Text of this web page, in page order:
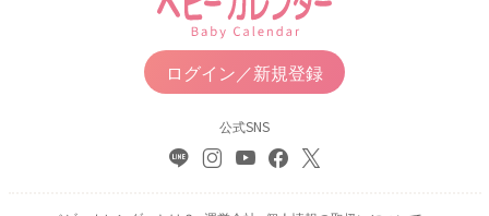
ログイン／新規登録
公式SNS